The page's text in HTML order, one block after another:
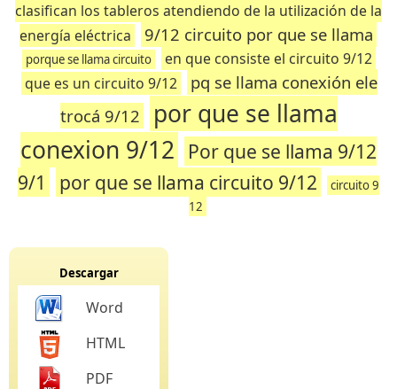
clasifican los tableros atendiendo de la utilización de la
energía eléctrica
9/12 circuito por que se llama
porque se llama circuito
en que consiste el circuito 9/12
que es un circuito 9/12
pq se llama conexión ele
trocá 9/12
por que se llama
conexion 9/12
Por que se llama 9/12
9/1
por que se llama circuito 9/12
circuito 9
12
Descargar
Word
HTML
PDF